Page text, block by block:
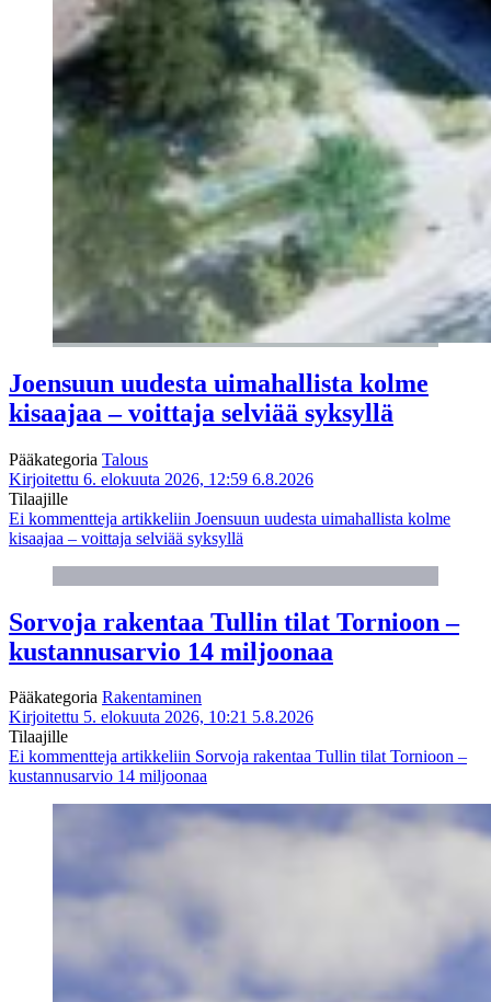
Joensuun uudesta uimahallista kolme
kisaajaa – voittaja selviää syksyllä
Pääkategoria Talous
Kirjoitettu 6. elokuuta 2026, 12:59 6.8.2026
Tilaajille
Ei kommentteja artikkeliin Joensuun uudesta uimahallista kolme
kisaajaa – voittaja selviää syksyllä
Sorvoja rakentaa Tullin tilat Tornioon –
kustannusarvio 14 miljoonaa
Pääkategoria Rakentaminen
Kirjoitettu 5. elokuuta 2026, 10:21 5.8.2026
Tilaajille
Ei kommentteja artikkeliin Sorvoja rakentaa Tullin tilat Tornioon –
kustannusarvio 14 miljoonaa